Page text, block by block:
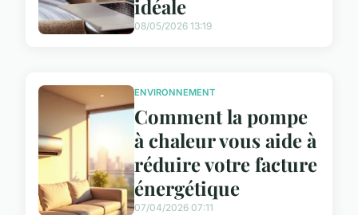
idéale
08/05/2026 13:19
ENVIRONNEMENT
Comment la pompe
à chaleur vous aide à
réduire votre facture
énergétique
07/04/2026 07:11